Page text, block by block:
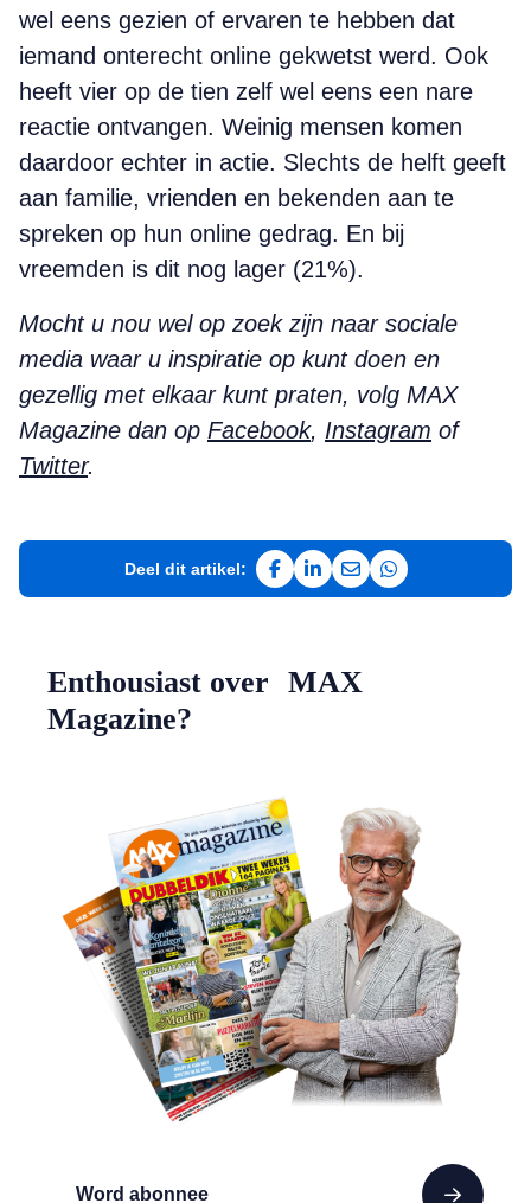
wel eens gezien of ervaren te hebben dat
iemand onterecht online gekwetst werd. Ook
heeft vier op de tien zelf wel eens een nare
reactie ontvangen. Weinig mensen komen
daardoor echter in actie. Slechts de helft geeft
aan familie, vrienden en bekenden aan te
spreken op hun online gedrag. En bij
vreemden is dit nog lager (21%).
Mocht u nou wel op zoek zijn naar sociale
media waar u inspiratie op kunt doen en
gezellig met elkaar kunt praten, volg MAX
Magazine dan op Facebook, Instagram of
Twitter.
Deel dit artikel:
Deel op Facebook
Deel op LinkedIn
Deel via e-mail
Deel via
Word abonnee
Enthousiast over MAX
Magazine?